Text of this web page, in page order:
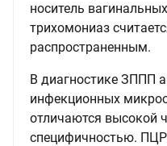
носитель
трихомониаз
распространенным.
В диагностике ЗППП
инфекционных
отличаются высокой
специфичностью.